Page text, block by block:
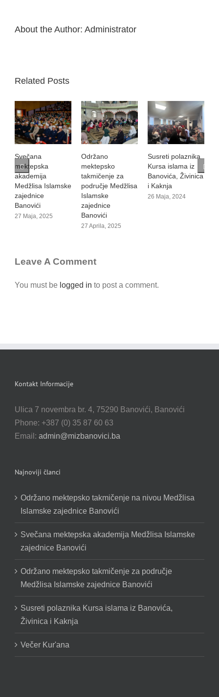
About the Author: Administrator
Related Posts
Održano
mektepsko
takmičenje za
područje Medžlisa
Islamske
zajednice
Banovići
Susreti polaznika
Kursa islama iz
Banovića, Živinica
i Kaknja
26 Maja, 2024
Večer Kur'ana
18 Maja, 2024
Leave A Comment
You must be logged in to post a comment.
Kontakt Informacije
Ulica 7 novembra br. 4, 75290 Banovići, Banovići
Phone: +387 (0) 35 87 60 63
Email: admin@mizbanovici.ba
Najnoviji članci
Održano mektepsko takmičenje na nivou Medžlisa
Islamske zajednice Banovići
Svečana mektepska akademija Medžlisa Islamske
zajednice Banovići
Održano mektepsko takmičenje za područje
Medžlisa Islamske zajednice Banovići
Susreti polaznika Kursa islama iz Banovića,
Živinica i Kaknja
Večer Kur'ana